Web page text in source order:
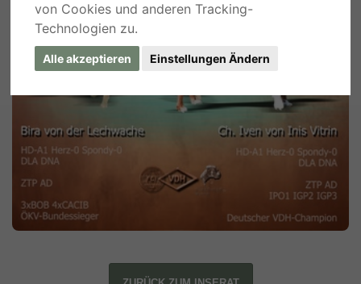
von Cookies und anderen Tracking-
Technologien zu.
Alle akzeptieren Einstellungen Ändern